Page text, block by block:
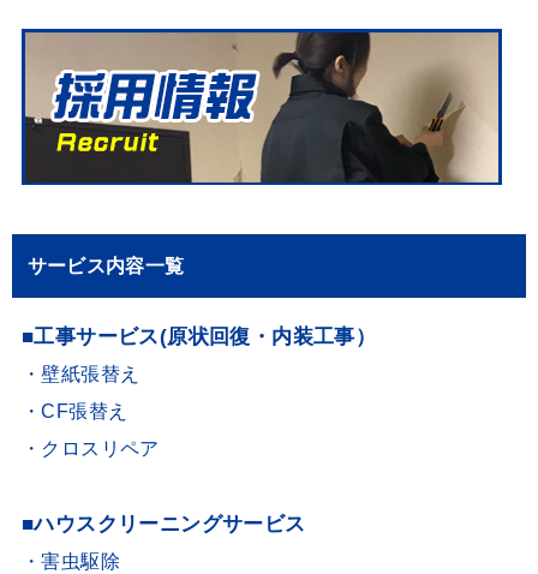
サービス内容一覧
■工事サービス(原状回復・内装工事）
・壁紙張替え
・CF張替え
・クロスリペア
■ハウスクリーニングサービス
・害虫駆除